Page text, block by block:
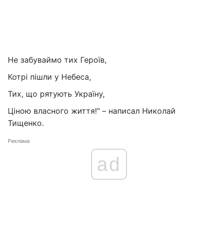
Не забуваймо тих Героїв,
Котрі пішли у Небеса,
Тих, що рятують Україну,
Ціною власного життя!" – написал Николай
Тищенко.
Реклама
ad